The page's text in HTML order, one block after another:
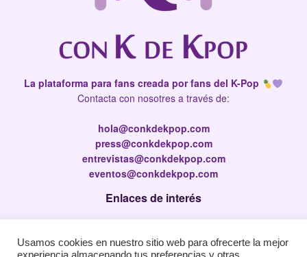
La plataforma para fans creada por fans del K-Pop
Contacta con nosotres a través de:
hola@conkdekpop.com
press@conkdekpop.com
entrevistas@conkdekpop.com
eventos@conkdekpop.com
Enlaces de interés
Política de privacidad
Usamos cookies en nuestro sitio web para ofrecerte la mejor